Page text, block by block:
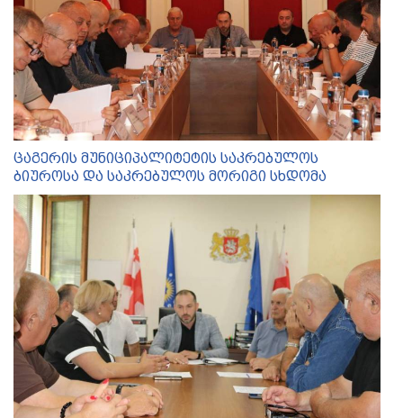
ცაგერის მუნიციპალიტეტის საკრებულოს
ბიუროსა და საკრებულოს მორიგი სხდომა